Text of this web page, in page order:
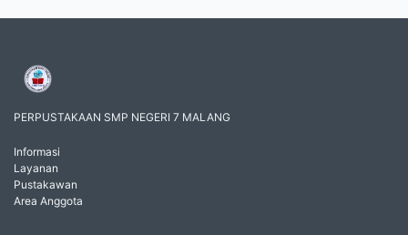
PERPUSTAKAAN SMP NEGERI 7 MALANG
Informasi
Layanan
Pustakawan
Area Anggota